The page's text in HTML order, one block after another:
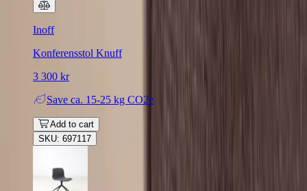
Inoff
Konferensstol Knuff
3 300 kr
Save ca. 15-25 kg CO2e
Add to cart
SKU: 697117